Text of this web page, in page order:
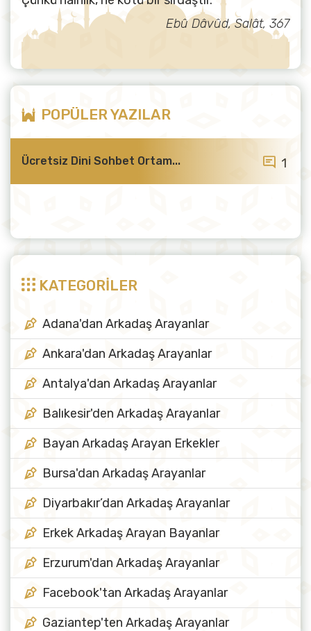
Ebû Dâvûd, Salât, 367
POPÜLER YAZILAR
Ücretsiz Dini Sohbet Ortam... 1
KATEGORİLER
Adana'dan Arkadaş Arayanlar
Ankara'dan Arkadaş Arayanlar
Antalya'dan Arkadaş Arayanlar
Balıkesir'den Arkadaş Arayanlar
Bayan Arkadaş Arayan Erkekler
Bursa'dan Arkadaş Arayanlar
Diyarbakır’dan Arkadaş Arayanlar
Erkek Arkadaş Arayan Bayanlar
Erzurum'dan Arkadaş Arayanlar
Facebook'tan Arkadaş Arayanlar
Gaziantep'ten Arkadaş Arayanlar